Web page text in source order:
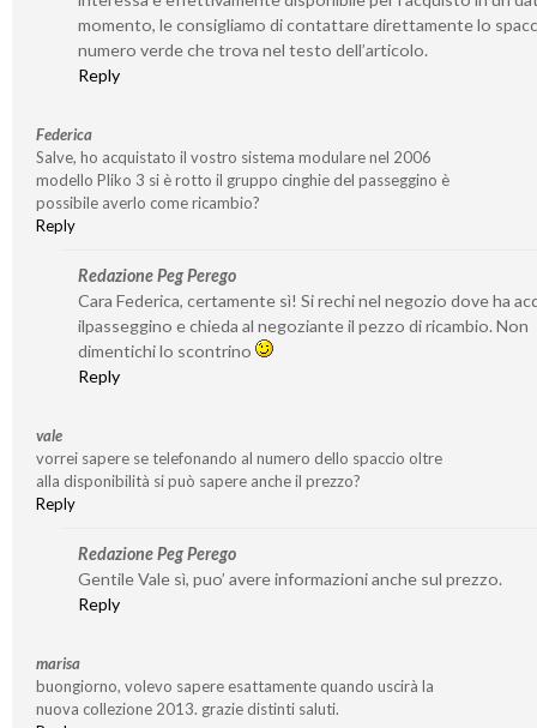
momento, le consigliamo di contattare direttamente lo
numero verde che trova nel testo dell’articolo.
Reply
Federica
Salve, ho acquistato il vostro sistema modulare nel 2006
modello Pliko 3 si è rotto il gruppo cinghie del passeggino è
possibile averlo come ricambio?
Reply
Redazione Peg Perego
Cara Federica, certamente sì! Si rechi nel negozio dove ha
ilpasseggino e chieda al negoziante il pezzo di ricambio. Non
dimentichi lo scontrino
Reply
vale
vorrei sapere se telefonando al numero dello spaccio oltre
alla disponibilità si può sapere anche il prezzo?
Reply
Redazione Peg Perego
Gentile Vale sì, puo’ avere informazioni anche sul prezzo.
Reply
marisa
buongiorno, volevo sapere esattamente quando uscirà la
nuova collezione 2013. grazie distinti saluti.